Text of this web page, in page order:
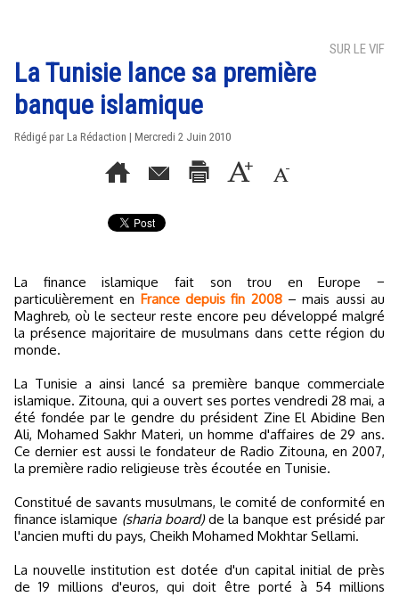
SUR LE VIF
La Tunisie lance sa première
banque islamique
Rédigé par La Rédaction | Mercredi 2 Juin 2010
La finance islamique fait son trou en Europe −
particulièrement en France depuis fin 2008– mais aussi au
Maghreb, où le secteur reste encore peu développé malgré
la présence majoritaire de musulmans dans cette région du
monde.
La Tunisie a ainsi lancé sa première banque commerciale
islamique. Zitouna, qui a ouvert ses portes vendredi 28 mai, a
été fondée par le gendre du président Zine El Abidine Ben
Ali, Mohamed Sakhr Materi, un homme d'affaires de 29 ans.
Ce dernier est aussi le fondateur de Radio Zitouna, en 2007,
la première radio religieuse très écoutée en Tunisie.
Constitué de savants musulmans, le comité de conformité en
finance islamique (sharia board)de la banque est présidé par
l'ancien mufti du pays, Cheikh Mohamed Mokhtar Sellami.
La nouvelle institution est dotée d'un capital initial de près
de 19 millions d'euros, qui doit être porté à 54 millions